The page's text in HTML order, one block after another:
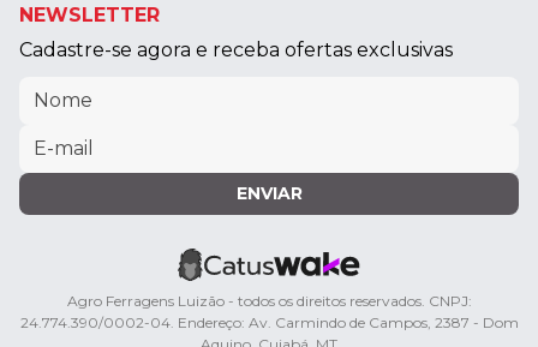
NEWSLETTER
Cadastre-se agora e receba ofertas exclusivas
ENVIAR
Agro Ferragens Luizão - todos os direitos reservados. CNPJ:
24.774.390/0002-04. Endereço: Av. Carmindo de Campos, 2387 - Dom